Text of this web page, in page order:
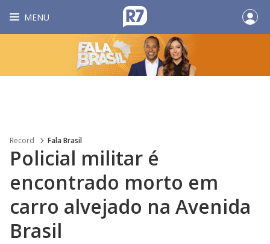
MENU
Record Fala Brasil
Policial militar é
encontrado morto em
carro alvejado na Avenida
Brasil